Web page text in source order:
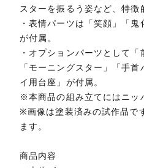
スターを振るう姿など、特徴
・表情パーツは「笑顔」「
が付属。
・オプションパーツとして「
「モーニングスター」「手
イ用台座」が付属。
※本商品の組み立てにはニッ
※画像は塗装済みの試作品で
ます。
商品内容